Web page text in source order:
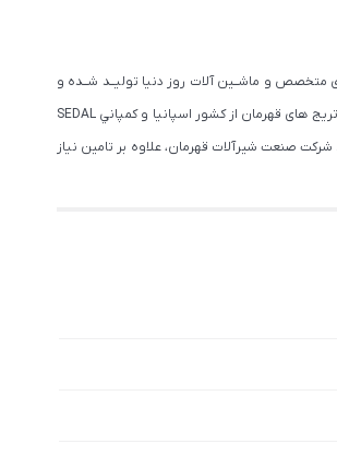
متخصص و ماشــین آلات روز دنیا تولیــد شــده و
همچنیــن دارای استانداردهای بین المللی می باشد. به جهت ارتقای کیفیت محصولات، تمامی مواد اولیه با بهترین دستگاه های مورد تایید استاندارد (كوانتوم متر) مورد آنالیز قرار می گیرند. كليه كارتريج های قهرمان از كشور اسپانيا و كمپاني SEDAL
صنعت شیرآلات قهرمان، علاوه بر تامین نیاز